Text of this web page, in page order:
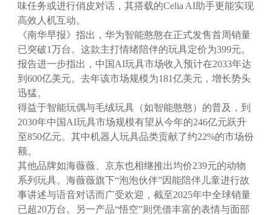
味任务或进行俏皮对话，其搭载的Celia AI助手更能实现
高效人机互动。
《南华早报》指出，华为智能憨憨在正式发售首周销量
已突破1万台。这款主打情绪陪伴的玩具定价为399元。
报告进一步指出，中国AI玩具市场收入预计在2033年达
到600亿美元。去年该市场规模为181亿美元，增长势头
迅猛。
得益于智能玩偶与毛绒玩具（如智能憨憨）的普及，到
2030年中国AI玩具市场规模有望从今年的246亿元跃升
至850亿元。其中机器人玩具品类贡献了约22%的市场份
额。
其他品牌如海薇薇、京东也相继推出均价239元的动物
系列玩具。海薇薇旗下“泡泡伙伴”因能陪伴儿童进行故
事讲述与语音对话而广受欢迎，截至2025年中全球销量
已超20万台。另一产品“悟空”则凭借丰富的表情与面部